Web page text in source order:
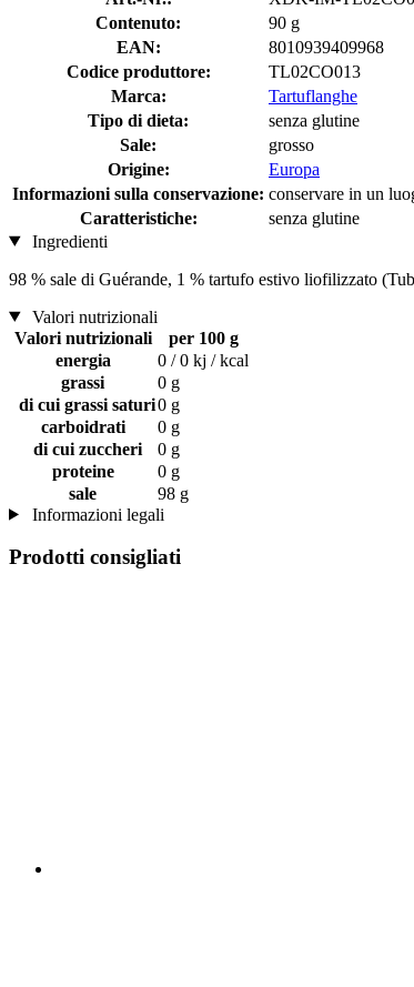
Contenuto:
90 g
EAN:
8010939409968
Codice produttore:
TL02CO013
Marca:
Tartuflanghe
Tipo di dieta:
senza glutine
Sale:
grosso
Origine:
Europa
Informazioni sulla conservazione: conservare in un
Caratteristiche:
senza glutine
Ingredienti
98 % sale di Guérande, 1 % tartufo estivo liofilizzato
Valori nutrizionali
Valori nutrizionali
per 100 g
energia
0 / 0 kj / kcal
grassi
0 g
di cui grassi saturi0 g
carboidrati
0 g
di cui zuccheri
0 g
proteine
0 g
sale
98 g
Informazioni legali
Prodotti consigliati